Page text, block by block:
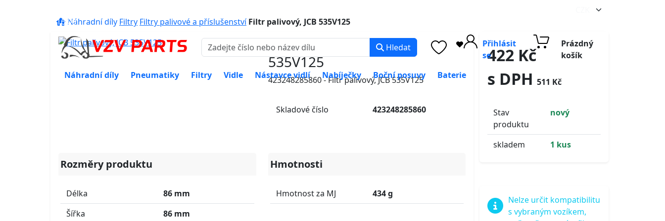
16:00
Hledat
Přihlásit
se
Prázdný
košík
Náhradní díly
Pneumatiky Filtry Vidle Nástavce vidlí Nabíječky Boční posuvy Baterie
Náhradní díly Filtry Filtry palivové a příslušenství Filtr palivový, JCB 535V125
Filtr palivový, JCB
535V125
423248285860 - Filtr palivový, JCB 535V125
Skladové číslo 423248285860
Rozměry produktu
Délka
86 mm
Šířka
86 mm
Hmotnosti
Hmotnost za MJ 434 g
422 Kč
s DPH 511 Kč
Stav
produktu
nový
skladem 1 kus
Nelze určit kompatibilitu
s vybraným vozíkem,